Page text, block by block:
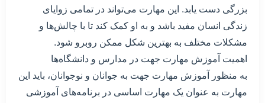
بزرگی دست یابد. این مهارت می‌تواند در تمامی زوایای
زندگی انسان مفید باشد و به او کمک کند تا با چالش‌ها و
مشکلات مختلف به بهترین شکل ممکن روبرو شود.
اهمیت آموزش مهارت جهت در مدارس و دانشگاه‌ها
به منظور آموزش مهارت جهت به جوانان و نوجوانان، باید این
مهارت به عنوان یک مهارت اساسی در برنامه‌های آموزشی